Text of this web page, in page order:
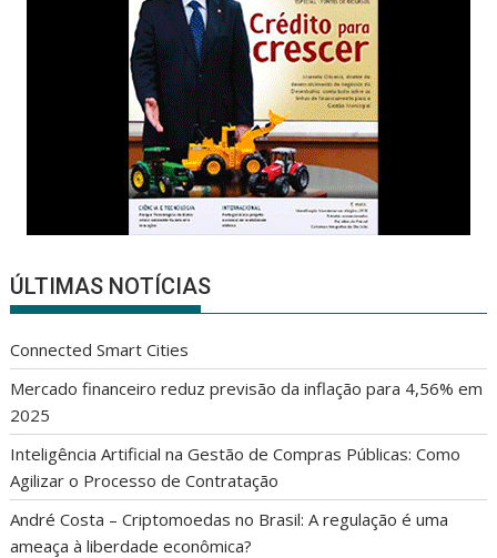
ÚLTIMAS NOTÍCIAS
Connected Smart Cities
Mercado financeiro reduz previsão da inflação para 4,56% em
2025
Inteligência Artificial na Gestão de Compras Públicas: Como
Agilizar o Processo de Contratação
André Costa – Criptomoedas no Brasil: A regulação é uma
ameaça à liberdade econômica?